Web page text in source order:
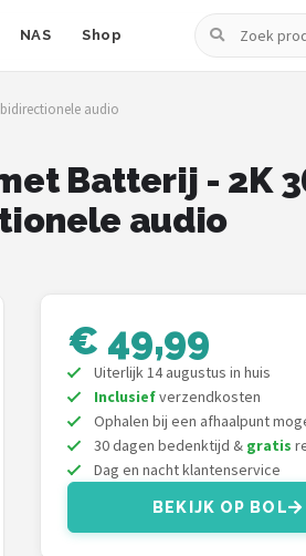
NAS Shop
Zoeken
bidirectionele audio
Batterij - 2K
audio
€ 49,99
Uiterlijk 14 augustus in huis
Inclusiefverzendkosten
Ophalen bij een afhaalpunt
30 dagen bedenktijd & gratis
Dag en nacht klantenservice
BEKIJK OP BOL